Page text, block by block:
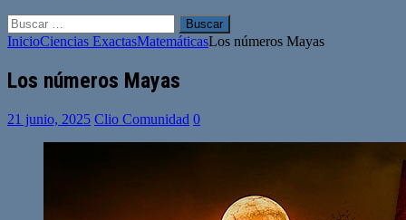
Buscar:
InicioCiencias ExactasMatemáticasLos números Mayas
Los números Mayas
21 junio, 2025 Clio Comunidad 0